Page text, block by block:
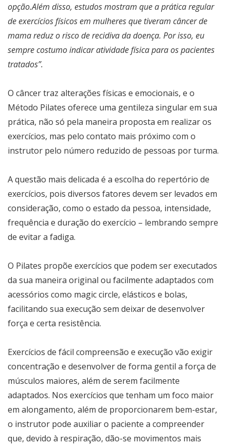
opção.Além disso, estudos mostram que a prática regular
de exercícios físicos em mulheres que tiveram câncer de
mama reduz o risco de recidiva da doença. Por isso, eu
sempre costumo indicar atividade física para os pacientes
tratados”.
O câncer traz alterações físicas e emocionais, e o
Método Pilates oferece uma gentileza singular em sua
prática, não só pela maneira proposta em realizar os
exercícios, mas pelo contato mais próximo com o
instrutor pelo número reduzido de pessoas por turma.
A questão mais delicada é a escolha do repertório de
exercícios, pois diversos fatores devem ser levados em
consideração, como o estado da pessoa, intensidade,
frequência e duração do exercício – lembrando sempre
de evitar a fadiga.
O Pilates propõe exercícios que podem ser executados
da sua maneira original ou facilmente adaptados com
acessórios como magic circle, elásticos e bolas,
facilitando sua execução sem deixar de desenvolver
força e certa resistência.
Exercícios de fácil compreensão e execução vão exigir
concentração e desenvolver de forma gentil a força de
músculos maiores, além de serem facilmente
adaptados. Nos exercícios que tenham um foco maior
em alongamento, além de proporcionarem bem-estar,
o instrutor pode auxiliar o paciente a compreender
que, devido à respiração, dão-se movimentos mais